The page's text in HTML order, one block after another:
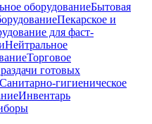
оборудованиеБытовая
Пекарское и
для фаст-
Нейтральное
Торговое
готовых
Санитарно-гигиеническое
Инвентарь